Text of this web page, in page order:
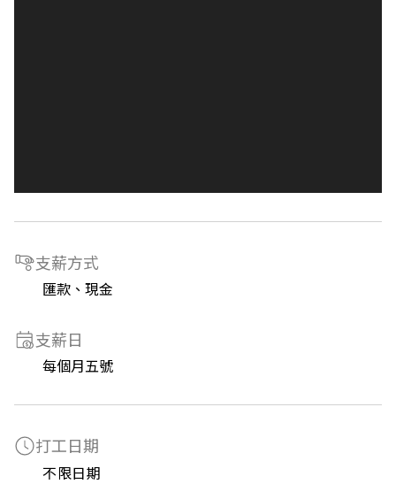
支薪方式
匯款、現金
支薪日
每個月五號
打工日期
不限日期